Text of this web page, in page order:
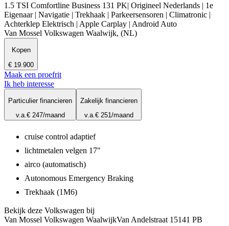
1.5 TSI Comfortline Business 131 PK| Origineel Nederlands | 1e
Eigenaar | Navigatie | Trekhaak | Parkeersensoren | Climatronic |
Achterklep Elektrisch | Apple Carplay | Android Auto
Van Mossel Volkswagen Waalwijk, (NL)
Kopen
€ 19.900
Maak een proefrit
Ik heb interesse
Particulier financieren
v.a.€ 247/maand
Zakelijk financieren
v.a.€ 251/maand
cruise control adaptief
lichtmetalen velgen 17"
airco (automatisch)
Autonomous Emergency Braking
Trekhaak (1M6)
Bekijk deze Volkswagen bij
Van Mossel Volkswagen WaalwijkVan Andelstraat 1 5141 PB